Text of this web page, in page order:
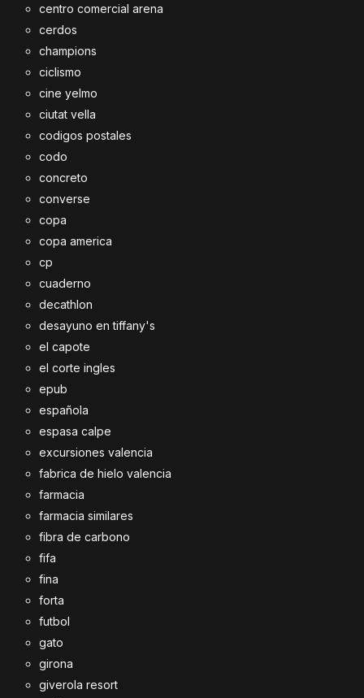
centro comercial arena
cerdos
champions
ciclismo
cine yelmo
ciutat vella
codigos postales
codo
concreto
converse
copa
copa america
cp
cuaderno
decathlon
desayuno en tiffany's
el capote
el corte ingles
epub
española
espasa calpe
excursiones valencia
fabrica de hielo valencia
farmacia
farmacia similares
fibra de carbono
fifa
fina
forta
futbol
gato
girona
giverola resort